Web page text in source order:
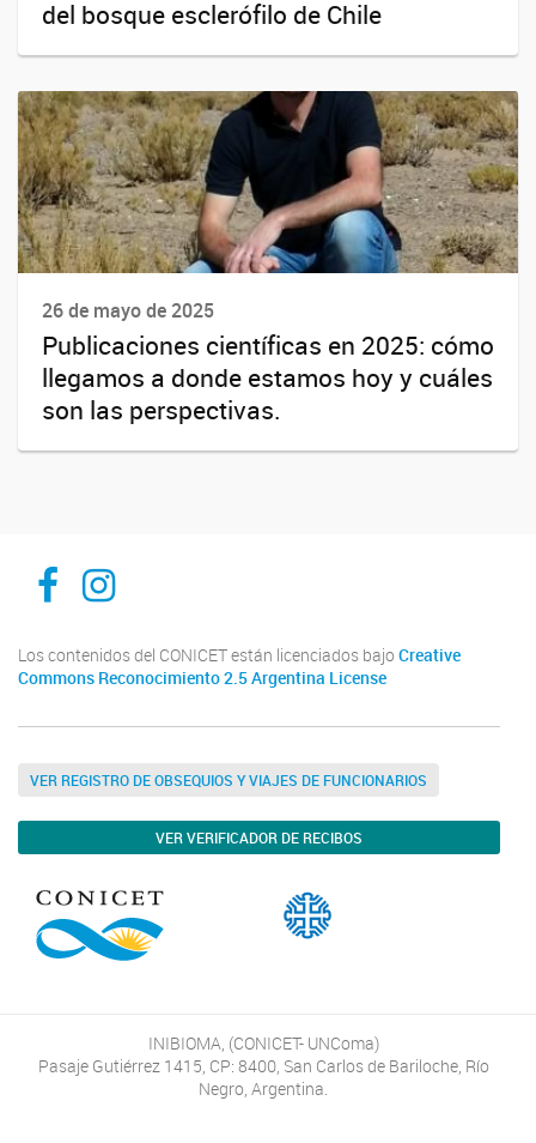
del bosque esclerófilo de Chile
26 de mayo de 2025
Publicaciones científicas en 2025: cómo
llegamos a donde estamos hoy y cuáles
son las perspectivas.
Inibioma-Conicet/Unco
inibiomaabierto
Los contenidos del CONICET están licenciados bajo Creative
Commons Reconocimiento 2.5 Argentina License
VER REGISTRO DE OBSEQUIOS Y VIAJES DE FUNCIONARIOS
VER VERIFICADOR DE RECIBOS
INIBIOMA, (CONICET- UNComa)
Pasaje Gutiérrez 1415, CP: 8400, San Carlos de Bariloche, Río
Negro, Argentina.